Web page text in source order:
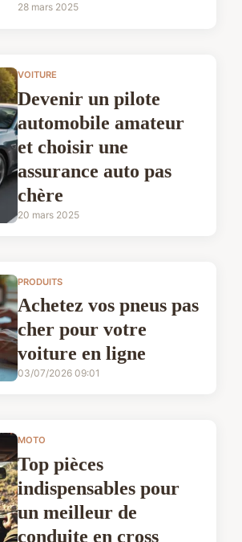
28 mars 2025
VOITURE
Devenir un pilote
automobile amateur
et choisir une
assurance auto pas
chère
20 mars 2025
PRODUITS
Achetez vos pneus pas
cher pour votre
voiture en ligne
03/07/2026 09:01
MOTO
Top pièces
indispensables pour
un meilleur de
conduite en cross